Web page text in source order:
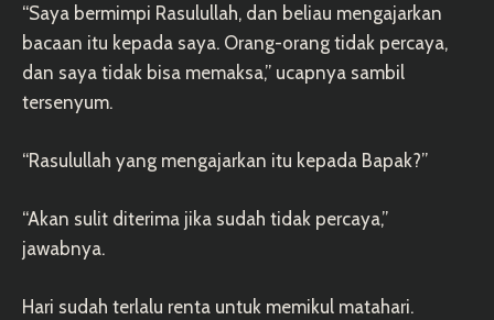
“Saya bermimpi Rasulullah, dan beliau mengajarkan
bacaan itu kepada saya. Orang-orang tidak percaya,
dan saya tidak bisa memaksa,” ucapnya sambil
tersenyum.
“Rasulullah yang mengajarkan itu kepada Bapak?”
“Akan sulit diterima jika sudah tidak percaya,”
jawabnya.
Hari sudah terlalu renta untuk memikul matahari.